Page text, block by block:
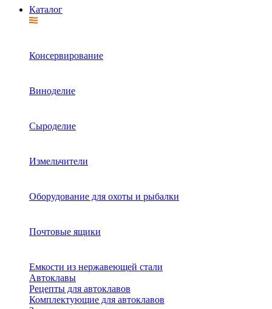
Каталог
Консервирование
Виноделие
Сыроделие
Измельчители
Оборудование для охоты и рыбалки
Почтовые ящики
Емкости из нержавеющей стали
Автоклавы
Рецепты для автоклавов
Комплектующие для автоклавов